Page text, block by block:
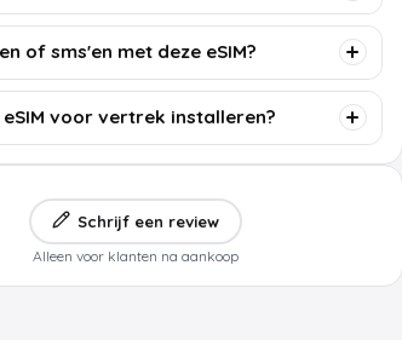
of sms'en met deze eSIM?
voor vertrek installeren?
Schrijf een review
Alleen voor klanten na aankoop